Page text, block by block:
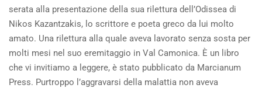
serata alla presentazione della sua rilettura dell’Odissea di
Nikos Kazantzakis, lo scrittore e poeta greco da lui molto
amato. Una rilettura alla quale aveva lavorato senza sosta per
molti mesi nel suo eremitaggio in Val Camonica. È un libro
che vi invitiamo a leggere, è stato pubblicato da Marcianum
Press. Purtroppo l’aggravarsi della malattia non aveva